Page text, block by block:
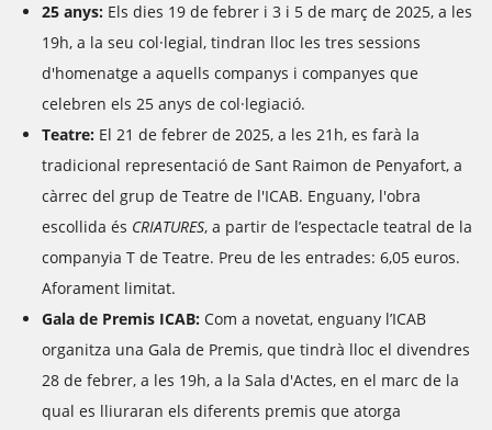
25 anys: Els dies 19 de febrer i 3 i 5 de març de 2025, a les
19h, a la seu col·legial, tindran lloc les tres sessions
d'homenatge a aquells companys i companyes que
celebren els 25 anys de col·legiació.
Teatre: El 21 de febrer de 2025, a les 21h, es farà la
tradicional representació de Sant Raimon de Penyafort, a
càrrec del grup de Teatre de l'ICAB. Enguany, l'obra
escollida és CRIATURES, a partir de l’espectacle teatral de la
companyia T de Teatre. Preu de les entrades: 6,05 euros.
Aforament limitat.
Gala de Premis ICAB: Com a novetat, enguany l’ICAB
organitza una Gala de Premis, que tindrà lloc el divendres
28 de febrer, a les 19h, a la Sala d'Actes, en el marc de la
qual es lliuraran els diferents premis que atorga